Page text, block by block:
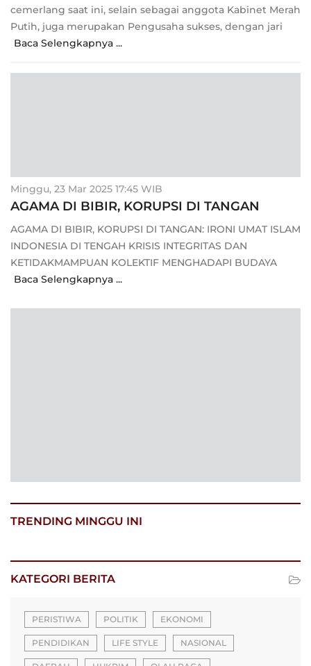
cemerlang saat ini, selain sebagai anggota Kabinet Merah
Putih, juga merupakan Pengusaha sukses, dengan jari
Baca Selengkapnya ...
Minggu, 23 Mar 2025 17:45 WIB
AGAMA DI BIBIR, KORUPSI DI TANGAN
AGAMA DI BIBIR, KORUPSI DI TANGAN: IRONI UMAT ISLAM
INDONESIA DI TENGAH KRISIS INTEGRITAS DAN
KETIDAKMAMPUAN KOLEKTIF MENGHADAPI BUDAYA
Baca Selengkapnya ...
TRENDING MINGGU INI
KATEGORI BERITA
PERISTIWA POLITIK EKONOMI
PENDIDIKAN LIFE STYLE NASIONAL